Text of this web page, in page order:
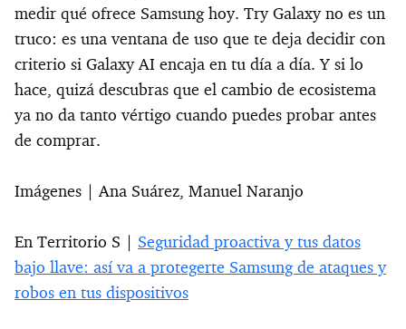
medir qué ofrece Samsung hoy. Try Galaxy no es un
truco: es una ventana de uso que te deja decidir con
criterio si Galaxy AI encaja en tu día a día. Y si lo
hace, quizá descubras que el cambio de ecosistema
ya no da tanto vértigo cuando puedes probar antes
de comprar.
Imágenes | Ana Suárez, Manuel Naranjo
En Territorio S | Seguridad proactiva y tus datos
bajo llave: así va a protegerte Samsung de ataques y
robos en tus dispositivos